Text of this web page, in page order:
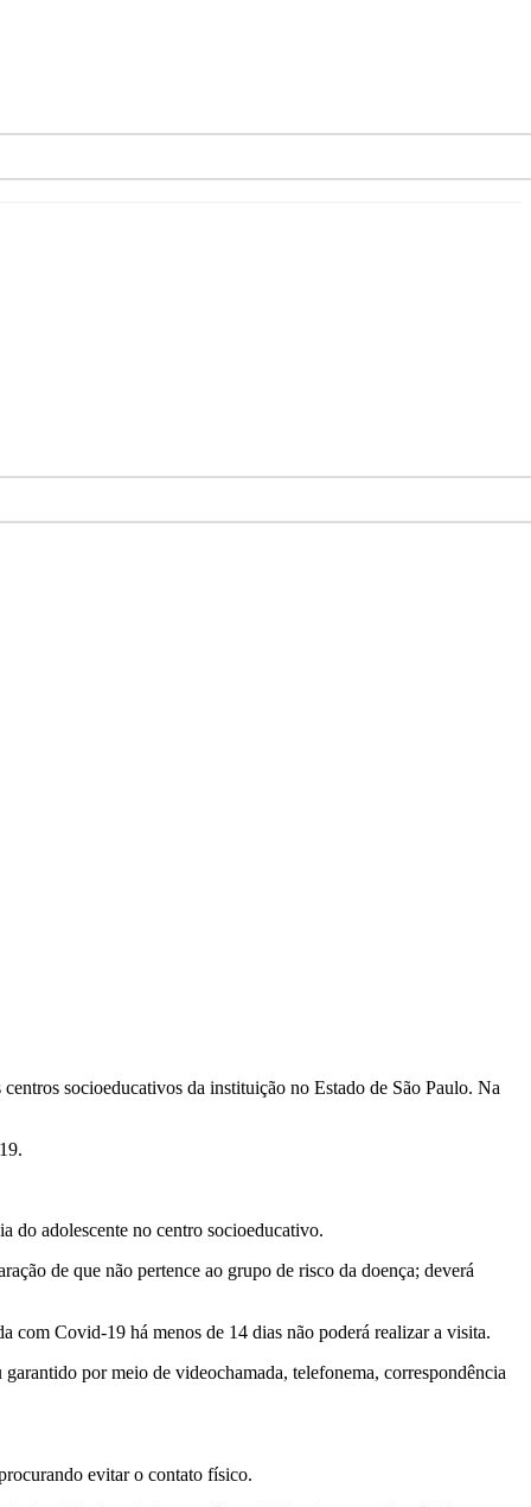
socioeducativos da instituição no Estado de São Paulo. Na
do adolescente no centro socioeducativo.
de que não pertence ao grupo de risco da doença; deverá
com Covid-19 há menos de 14 dias não poderá realizar a visita.
por meio de videochamada, telefonema, correspondência
evitar o contato físico.